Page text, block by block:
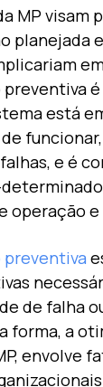
MP visam
planejada
está
e é
operação
de falha
forma, a
envolve